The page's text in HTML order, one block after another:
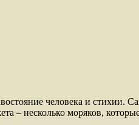
человека и
– несколько моряков,